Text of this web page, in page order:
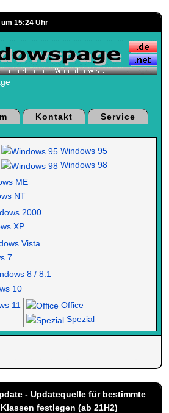
um 15:24 Uhr
Kontakt
Service
Windows 95
Windows 98
ME
NT
2000
XP
Vista
7
8 / 8.1
10
11
Office
Spezial
- Updatequelle für bestimmte
festlegen (ab 21H2)